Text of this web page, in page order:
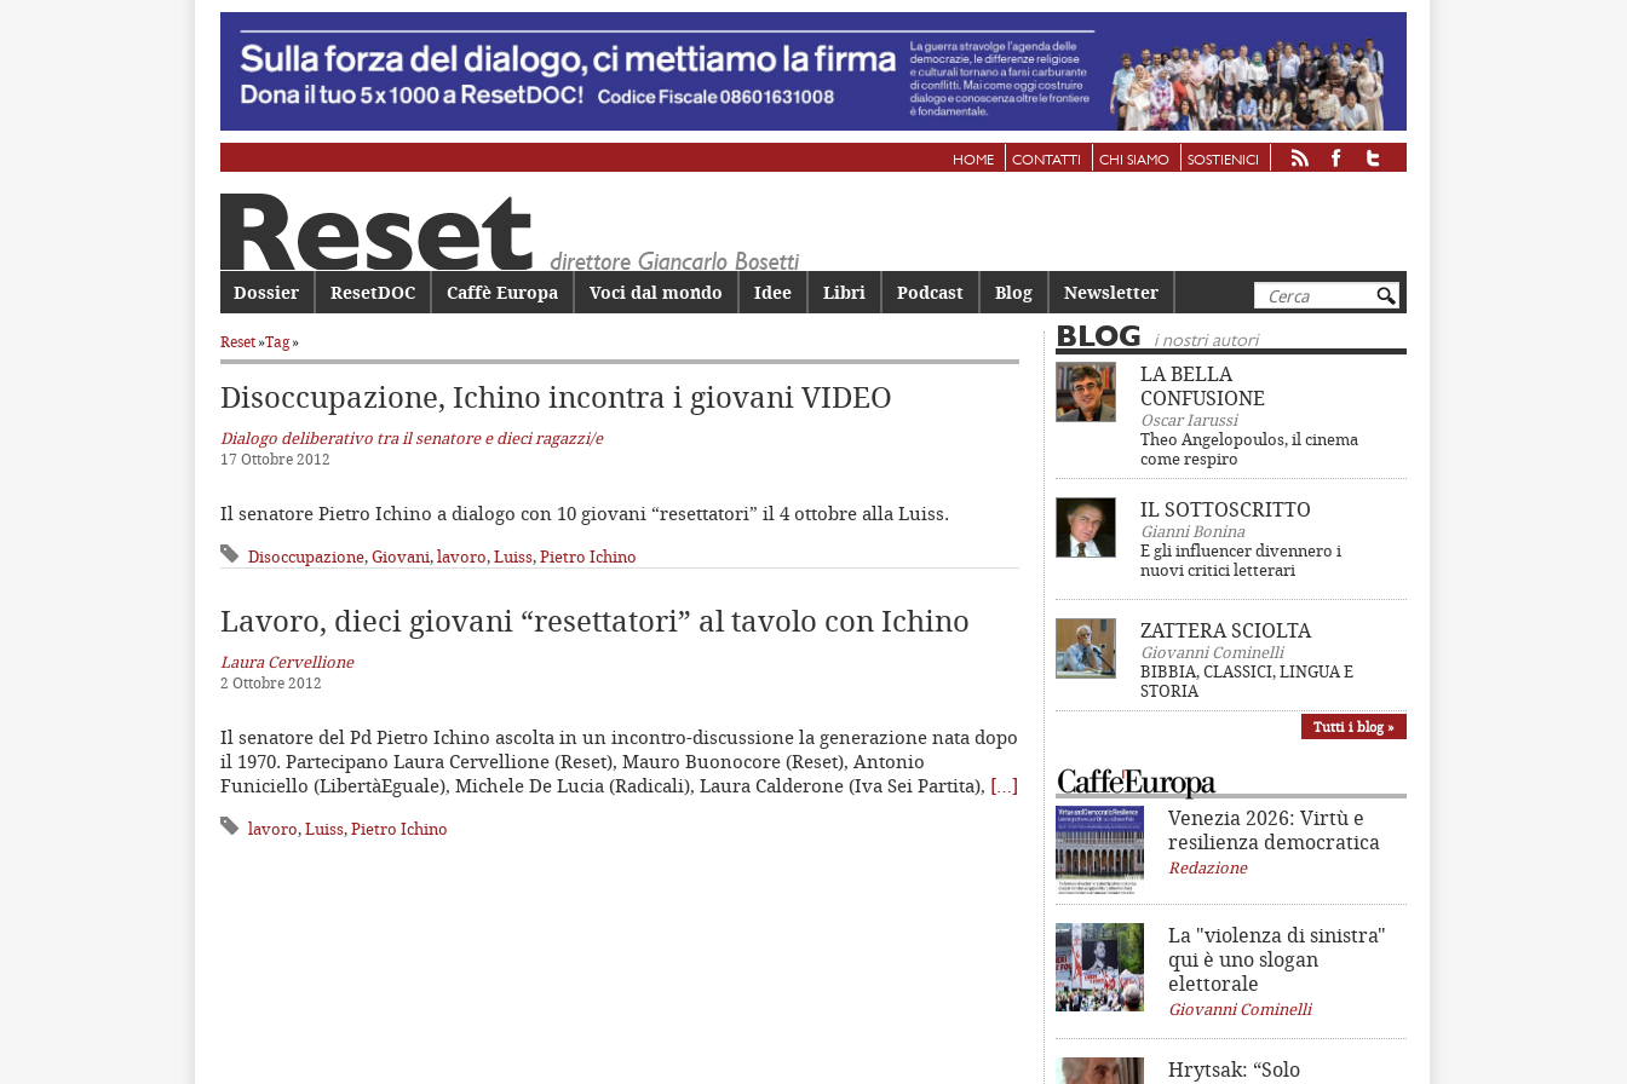
HOME CONTATTI CHI SIAMO SOSTIENICI
Cerca
Menu principale
Vai al contenuto principale
Vai al contenuto secondario
Dossier ResetDOC Caffè Europa Voci dal mondo Idee Libri Podcast Blog Newsletter
Reset»Tag»
Disoccupazione, Ichino incontra i giovani VIDEO
Dialogo deliberativo tra il senatore e dieci ragazzi/e
17 Ottobre 2012
Il senatore Pietro Ichino a dialogo con 10 giovani “resettatori” il 4 ottobre alla Luiss.
Disoccupazione,Giovani,lavoro,Luiss,Pietro Ichino
Lavoro, dieci giovani “resettatori” al tavolo con Ichino
Laura Cervellione
2 Ottobre 2012
Il senatore del Pd Pietro Ichino ascolta in un incontro-discussione la generazione nata dopo
il 1970. Partecipano Laura Cervellione (Reset), Mauro Buonocore (Reset), Antonio
Funiciello (LibertàEguale), Michele De Lucia (Radicali), Laura Calderone (Iva Sei Partita), […]
lavoro,Luiss,Pietro Ichino
BLOG i nostri autori
LA BELLA
CONFUSIONE
Oscar Iarussi
Theo Angelopoulos, il cinema
come respiro
IL SOTTOSCRITTO
Gianni Bonina
E gli influencer divennero i
nuovi critici letterari
ZATTERA SCIOLTA
Giovanni Cominelli
BIBBIA, CLASSICI, LINGUA E
STORIA
Tutti i blog »
Venezia 2026: Virtù e
resilienza democratica
Redazione
La "violenza di sinistra"
qui è uno slogan
elettorale
Giovanni Cominelli
Hrytsak: “Solo